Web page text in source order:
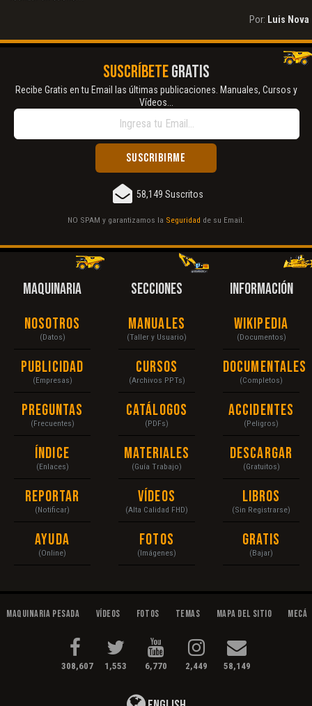
Por: Luis Nova
SUSCRÍBETEGRATIS
Recibe Gratis en tu Email las últimas publicaciones. Manuales, Cursos y
Vídeos...
58,149 Suscritos
NO SPAM y garantizamos la Seguridad de su Email.
MAQUINARIA
Nosotros
(Datos)
Publicidad
(Empresas)
Preguntas
(Frecuentes)
Índice
(Enlaces)
Reportar
(Notificar)
Ayuda
(Online)
SECCIONES
Manuales
(Taller y Usuario)
Cursos
(Archivos PPTs)
Catálogos
(PDFs)
Materiales
(Guía Trabajo)
Vídeos
(Alta Calidad FHD)
Fotos
(Imágenes)
INFORMACIÓN
Wikipedia
(Documentos)
Documentales
(Completos)
Accidentes
(Peligros)
Descargar
(Gratuitos)
Libros
(Sin Registrarse)
Gratis
(Bajar)
Maquinaria Pesada Vídeos Fotos Temas Mapa del Sitio
308,607 1,553 6,770 2,449 58,149